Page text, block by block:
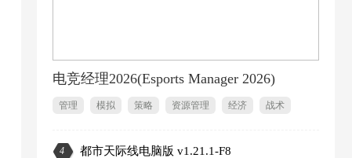
电竞经理2026(Esports Manager 2026)
管理 模拟 策略 资源管理 经济 战术
4 都市天际线电脑版 v1.21.1-F8